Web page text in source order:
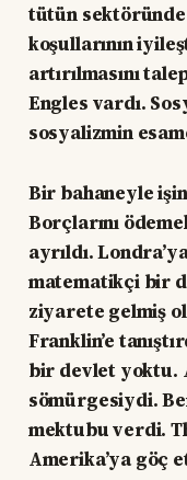
tütün sektöründe
koşullarının
artırılmasını
Engles vardı.
sosyalizmin
Bir bahaneyle
Borçlarını
ayrıldı.
matematikçi bir
ziyarete gelmiş
Franklin’e
bir devlet yoktu.
sömürgesiydi.
mektubu verdi.
Amerika’ya göç